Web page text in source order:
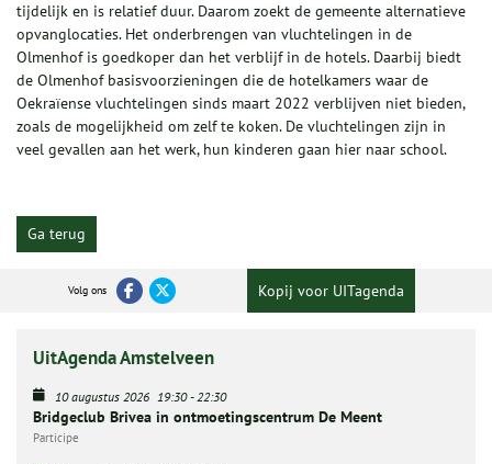
tijdelijk en is relatief duur. Daarom zoekt de gemeente alternatieve
opvanglocaties. Het onderbrengen van vluchtelingen in de
Olmenhof is goedkoper dan het verblijf in de hotels. Daarbij biedt
de Olmenhof basisvoorzieningen die de hotelkamers waar de
Oekraïense vluchtelingen sinds maart 2022 verblijven niet bieden,
zoals de mogelijkheid om zelf te koken. De vluchtelingen zijn in
veel gevallen aan het werk, hun kinderen gaan hier naar school.
Ga terug
Volg ons Kopij voor UITagenda
UitAgenda Amstelveen
10 augustus 2026 19:30-22:30
Bridgeclub Brivea in ontmoetingscentrum De Meent
Participe